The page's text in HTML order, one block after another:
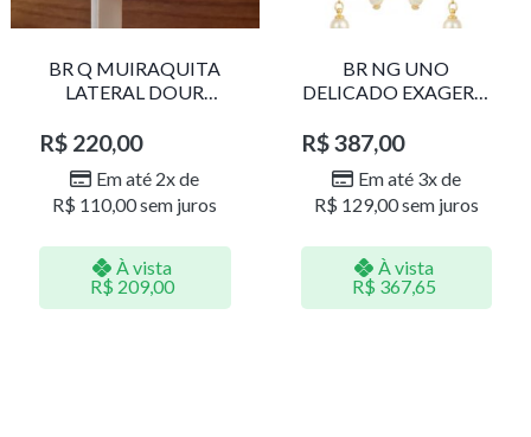
BR Q MUIRAQUITA
LATERAL DOUR
R$ 220,00
Em até 2x de
R$ 110,00sem juros
À vista
R$ 209,00
BR NG UNO
DELICADO EXAGERO
R$387,00
Em até 3x de
R$ 129,00sem juros
À vista
R$ 367,65